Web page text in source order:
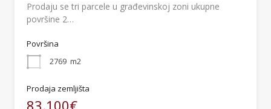
Prodaju se tri parcele u građevinskoj zoni ukupne
površine 2…
Površina
2769 m2
Prodaja zemljišta